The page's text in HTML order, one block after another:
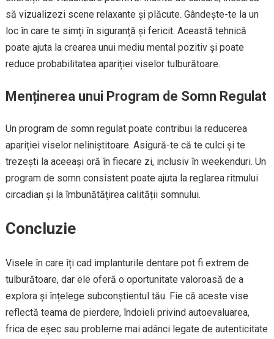
să vizualizezi scene relaxante și plăcute. Gândește-te la un
loc în care te simți în siguranță și fericit. Această tehnică
poate ajuta la crearea unui mediu mental pozitiv și poate
reduce probabilitatea apariției viselor tulburătoare.
Menținerea unui Program de Somn Regulat
Un program de somn regulat poate contribui la reducerea
apariției viselor neliniștitoare. Asigură-te că te culci și te
trezești la aceeași oră în fiecare zi, inclusiv în weekenduri. Un
program de somn consistent poate ajuta la reglarea ritmului
circadian și la îmbunătățirea calității somnului.
Concluzie
Visele în care îți cad implanturile dentare pot fi extrem de
tulburătoare, dar ele oferă o oportunitate valoroasă de a
explora și înțelege subconștientul tău. Fie că aceste vise
reflectă teama de pierdere, îndoieli privind autoevaluarea,
frica de eșec sau probleme mai adânci legate de autenticitate